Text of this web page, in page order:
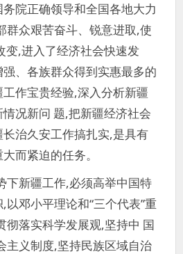
院正确领导和全国各地大力
群众艰苦奋斗、锐意进取,使
变,进入了经济社会快速发
、各族群众得到实惠最多的
作宝贵经验,深入分析新疆
况新问 题,把新疆经济社会
治久安工作搞扎实,是具有
而紧迫的任务。
下新疆工作,必须高举中国特
邓小平理论和“三个代表”重
彻落实科学发展观,坚持中 国
主义制度,坚持民族区域自治